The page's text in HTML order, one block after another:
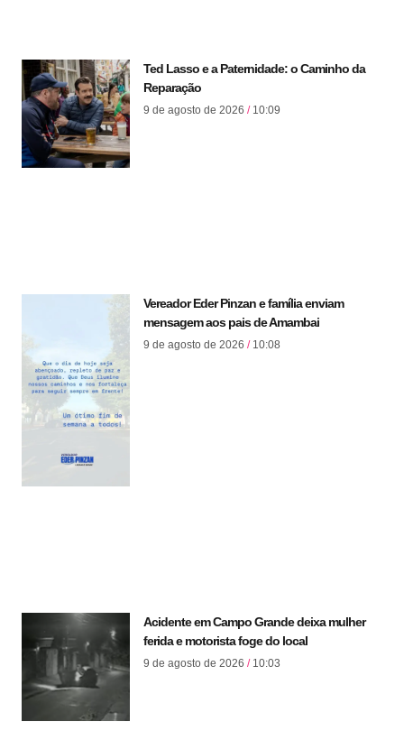
Ted Lasso e a Paternidade: o Caminho da
Reparação
9 de agosto de 2026 10:09
Vereador Eder Pinzan e família enviam
mensagem aos pais de Amambai
9 de agosto de 2026 10:08
Acidente em Campo Grande deixa mulher
ferida e motorista foge do local
9 de agosto de 2026 10:03